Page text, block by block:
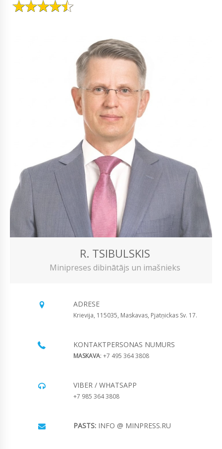
R. TSIBULSKIS
Minipreses dibinātājs un imašnieks
ADRESE
Krievija, 115035, Maskavas, Pjatņickas Sv. 17.
KONTAKTPERSONAS NUMURS
MASKAVA: +7 495 364 3808
VIBER / WHATSAPP
+7 985 364 3808
PASTS: INFO @ MINPRESS.RU